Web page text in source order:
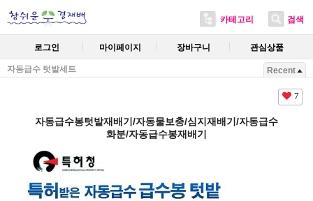
카테고리 검색
로그인 마이페이지 장바구니 관심상품
자동급수 텃밭세트 Recent
7
자동급수봉텃밭재배기/자동물보충/심지재배기/자동급수
화분/자동급수봉재배기